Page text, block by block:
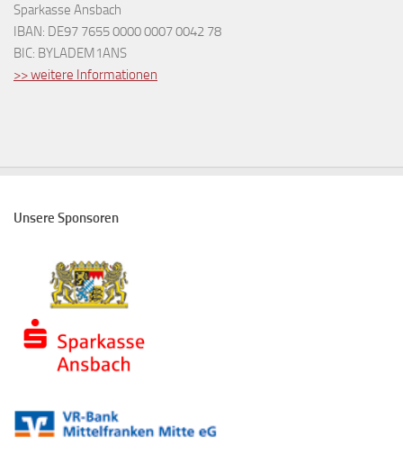
Sparkasse Ansbach
IBAN: DE97 7655 0000 0007 0042 78
BIC: BYLADEM1ANS
>> weitere Informationen
Unsere Sponsoren